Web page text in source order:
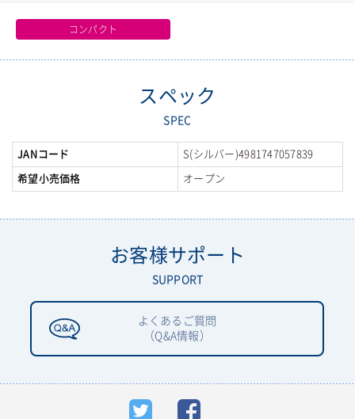
コンパクト
スペック
SPEC
JANコード S(シルバー)4981747057839
希望小売価格 オープン
お客様サポート
SUPPORT
よくあるご質問
（Q&A情報）